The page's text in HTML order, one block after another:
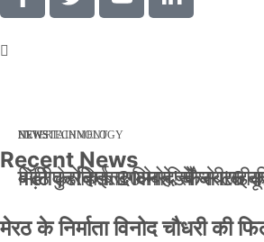
NEWS मार्च 2, 2026
बॉलीवुड के बाद अब डिफेंस
NEWS जनवरी 29, 2026
बड़ी कार्रवाई: 20 माह से जबरन
ENTERTAINMENT
मेरठ के निर्माता विनोद चौधरी
NEWSTECHNOLOGY
मिलिए रोहित उगले से! कैसे 16
Recent News
मेरठ के निर्माता विनोद चौधरी की